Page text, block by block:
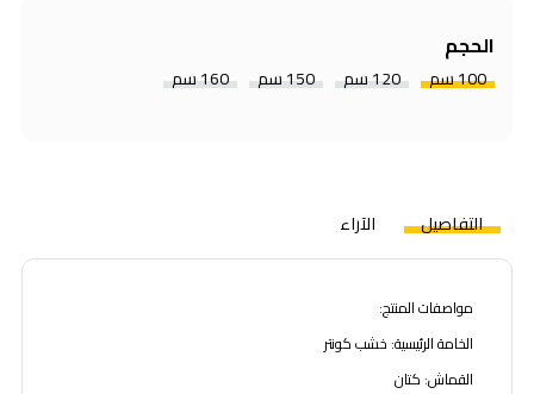
الحجم
100 سم 120 سم 150 سم 160 سم
التفاصيل الآراء
مواصفات المنتج:
الخامة الرئيسية: خشب كونتر
القماش: كتان